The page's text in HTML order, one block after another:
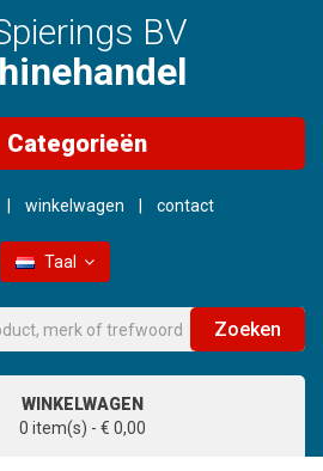
BV
Categorieën
winkelwagen contact
Taal
Zoeken
WINKELWAGEN
0 item(s) - € 0,00